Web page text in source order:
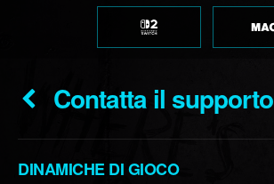
Contatta il supporto
DINAMICHE DI GIOCO